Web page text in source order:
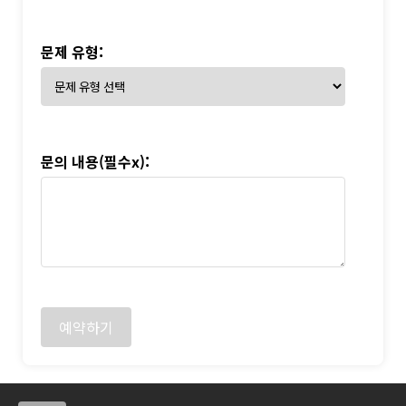
문제 유형:
문의 내용(필수x):